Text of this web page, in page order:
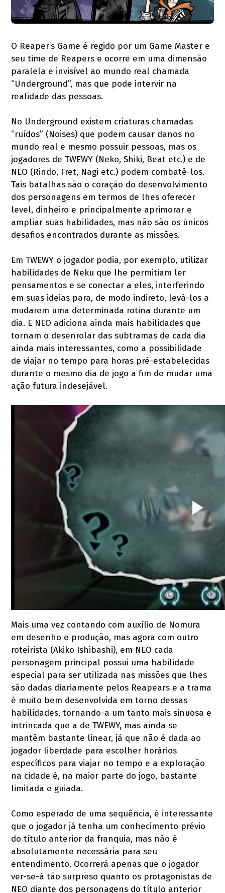
O Reaper’s Game é regido por um Game Master e
seu time de Reapers e ocorre em uma dimensão
paralela e invisível ao mundo real chamada
“Underground”, mas que pode intervir na
realidade das pessoas.
No Underground existem criaturas chamadas
“ruídos” (Noises) que podem causar danos no
mundo real e mesmo possuir pessoas, mas os
jogadores de TWEWY (Neko, Shiki, Beat etc.) e de
NEO (Rindo, Fret, Nagi etc.) podem combatê-los.
Tais batalhas são o coração do desenvolvimento
dos personagens em termos de lhes oferecer
level, dinheiro e principalmente aprimorar e
ampliar suas habilidades, mas não são os únicos
desafios encontrados durante as missões.
Em TWEWY o jogador podia, por exemplo, utilizar
habilidades de Neku que lhe permitiam ler
pensamentos e se conectar a eles, interferindo
em suas ideias para, de modo indireto, levá-los a
mudarem uma determinada rotina durante um
dia. E NEO adiciona ainda mais habilidades que
tornam o desenrolar das subtramas de cada dia
ainda mais interessantes, como a possibilidade
de viajar no tempo para horas pré-estabelecidas
durante o mesmo dia de jogo a fim de mudar uma
ação futura indesejável.
Mais uma vez contando com auxílio de Nomura
em desenho e produção, mas agora com outro
roteirista (Akiko Ishibashi), em NEO cada
personagem principal possui uma habilidade
especial para ser utilizada nas missões que lhes
são dadas diariamente pelos Reapears e a trama
é muito bem desenvolvida em torno dessas
habilidades, tornando-a um tanto mais sinuosa e
intrincada que a de TWEWY, mas ainda se
mantêm bastante linear, já que não é dada ao
jogador liberdade para escolher horários
específicos para viajar no tempo e a exploração
na cidade é, na maior parte do jogo, bastante
limitada e guiada.
Como esperado de uma sequência, é interessante
que o jogador já tenha um conhecimento prévio
do título anterior da franquia, mas não é
absolutamente necessária para seu
entendimento. Ocorrerá apenas que o jogador
ver-se-á tão surpreso quanto os protagonistas de
NEO diante dos personagens do título anterior